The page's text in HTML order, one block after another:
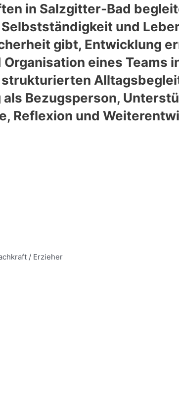
in Salzgitter-Bad
und
gibt, Entwicklung
eines Teams
Bezugsperson,
Reflexion und
/ Erzieher